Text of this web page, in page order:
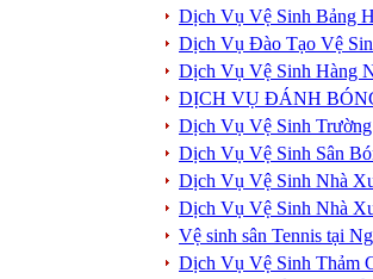
Dịch Vụ Vệ Sinh Bảng
Dịch Vụ Đào Tạo Vệ
Dịch Vụ Vệ Sinh Hàng
DỊCH VỤ ĐÁNH
Dịch Vụ Vệ Sinh
Dịch Vụ Vệ Sinh Sân
Dịch Vụ Vệ Sinh Nhà
Dịch Vụ Vệ Sinh Nhà
Vệ sinh sân Tennis tại
Dịch Vụ Vệ Sinh Thảm